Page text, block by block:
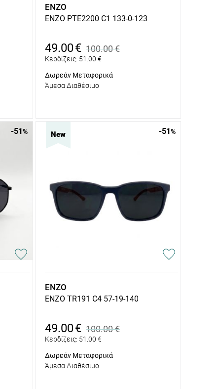
ENZO
ENZO PTE2200 C1 133-0-123
49.00€ 100.00€
Κερδίζεις: 51.00 €
Δωρεάν Μεταφορικά
Άμεσα Διαθέσιμο
-51% New -51%
ENZO
ENZO TR191 C4 57-19-140
49.00€ 100.00€
Κερδίζεις: 51.00 €
Δωρεάν Μεταφορικά
Άμεσα Διαθέσιμο